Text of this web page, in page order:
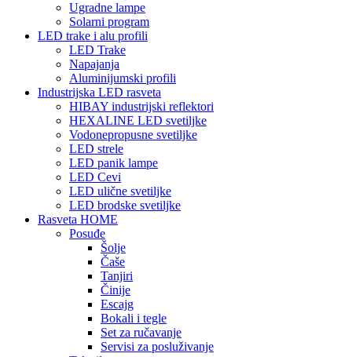
Ugradne lampe
Solarni program
LED trake i alu profili
LED Trake
Napajanja
Aluminijumski profili
Industrijska LED rasveta
HIBAY industrijski reflektori
HEXALINE LED svetiljke
Vodonepropusne svetiljke
LED strele
LED panik lampe
LED Cevi
LED ulične svetiljke
LED brodske svetiljke
Rasveta HOME
Posuđe
Šolje
Čaše
Tanjiri
Činije
Escajg
Bokali i tegle
Set za ručavanje
Servisi za posluživanje